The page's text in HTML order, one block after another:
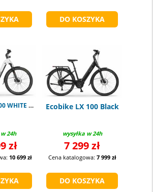
ECOBIKE LX 300 WHITE 900Wh
24h
zł
10 699 zł
Ecobike LX 100 Black
wysyłka w 24h
7 299 zł
Cena katalogowa: 7 999 zł